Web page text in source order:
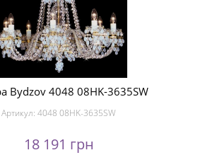
Bydzov 4048 08HK-3635SW
Артикул: 4048 08HK-3635SW
18 191 грн